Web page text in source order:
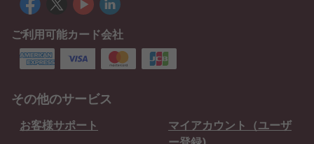
ご利用可能カード会社
その他のサービス
お客様サポート
マイアカウント（ユーザ